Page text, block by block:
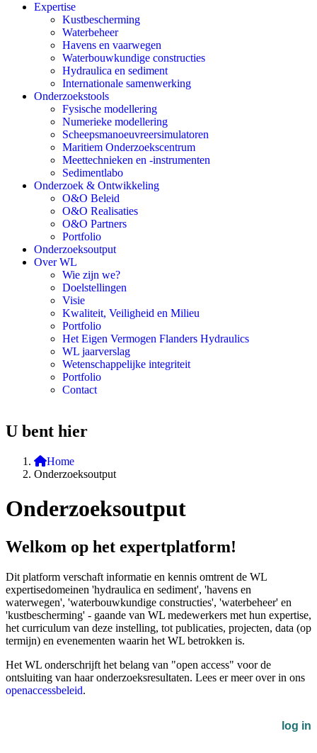
Expertise
Kustbescherming
Waterbeheer
Havens en vaarwegen
Waterbouwkundige constructies
Hydraulica en sediment
Internationale samenwerking
Onderzoekstools
Fysische modellering
Numerieke modellering
Scheepsmanoeuvreersimulatoren
Maritiem Onderzoekscentrum
Meettechnieken en -instrumenten
Sedimentlabo
Onderzoek & Ontwikkeling
O&O Beleid
O&O Realisaties
O&O Partners
Portfolio
Onderzoeksoutput
Over WL
Wie zijn we?
Doelstellingen
Visie
Kwaliteit, Veiligheid en Milieu
Portfolio
Het Eigen Vermogen Flanders Hydraulics
WL jaarverslag
Wetenschappelijke integriteit
Portfolio
Contact
U bent hier
Home
Onderzoeksoutput
Onderzoeksoutput
Welkom op het expertplatform!
Dit platform verschaft informatie en kennis omtrent de WL
expertisedomeinen 'hydraulica en sediment', 'havens en
waterwegen', 'waterbouwkundige constructies', 'waterbeheer' en
'kustbescherming' - gaande van WL medewerkers met hun expertise,
het curriculum van deze instelling, tot publicaties, projecten, data (op
termijn) en evenementen waarin het WL betrokken is.
Het WL onderschrijft het belang van "open access" voor de
ontsluiting van haar onderzoeksresultaten. Lees er meer over in ons
openaccessbeleid.
log in